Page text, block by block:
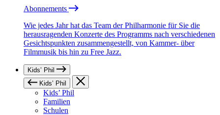
Abonnements
Wie jedes Jahr hat das Team der Philharmonie für Sie die
herausragenden Konzerte des Programms nach verschiedenen
Gesichtspunkten zusammengestellt, von Kammer- über
Filmmusik bis hin zu Free Jazz.
Kids’ Phil
Kids’ Phil
Kids’ Phil
Familien
Schulen